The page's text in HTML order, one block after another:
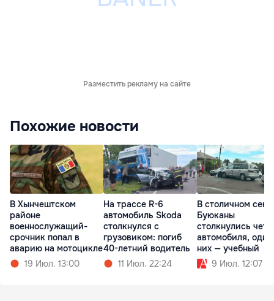
Разместить рекламу на сайте
Похожие новости
В Хынчештском
районе
военнослужащий-
срочник попал в
аварию на мотоцикле
19 Июл. 13:00
На трассе R-6
автомобиль Skoda
столкнулся с
грузовиком: погиб
40-летний водитель
11 Июл. 22:24
В столичном
Буюканы
столкнулись
автомобиля,
них — учебный
9 Июл. 12:07